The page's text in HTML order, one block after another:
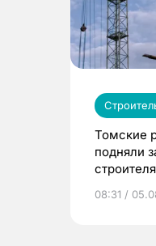
Томские
подняли
08:31 /